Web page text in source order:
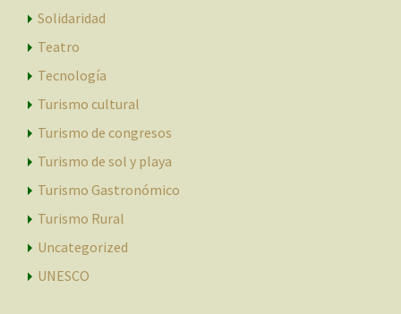
Solidaridad
Teatro
Tecnología
Turismo cultural
Turismo de congresos
Turismo de sol y playa
Turismo Gastronómico
Turismo Rural
Uncategorized
UNESCO